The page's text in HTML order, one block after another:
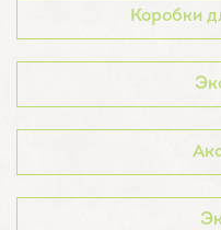
Коробки